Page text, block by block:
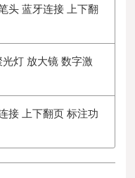
头 蓝牙连接 上下翻
灯 放大镜 数字激
接 上下翻页 标注功